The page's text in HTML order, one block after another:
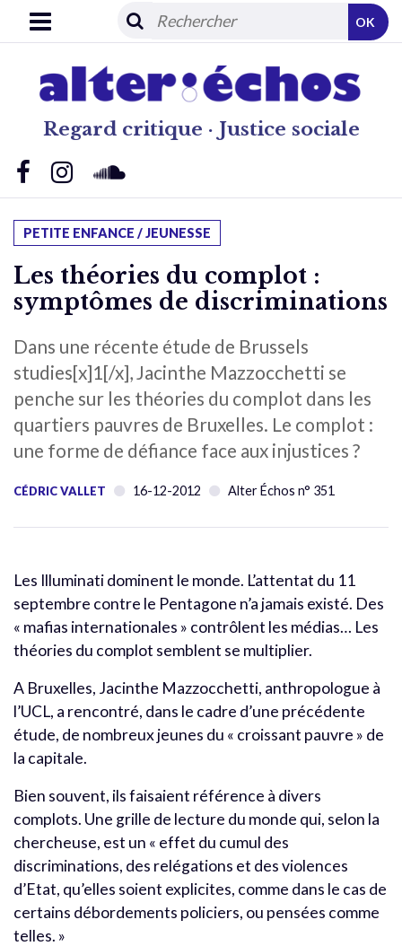
Regard critique · Justice sociale
OK
PETITE ENFANCE / JEUNESSE
Les théories du complot :
symptômes de discriminations
Dans une récente étude de Brussels
studies[x]1[/x], Jacinthe Mazzocchetti se
penche sur les théories du complot dans les
quartiers pauvres de Bruxelles. Le complot :
une forme de défiance face aux injustices ?
CÉDRIC VALLET 16-12-2012 Alter Échos n° 351
Les Illuminati dominent le monde. L’attentat du 11
septembre contre le Pentagone n’a jamais existé. Des
« mafias internationales » contrôlent les médias… Les
théories du complot semblent se multiplier.
A Bruxelles, Jacinthe Mazzocchetti, anthropologue à
l’UCL, a rencontré, dans le cadre d’une précédente
étude, de nombreux jeunes du « croissant pauvre » de
la capitale.
Bien souvent, ils faisaient référence à divers
complots. Une grille de lecture du monde qui, selon la
chercheuse, est un « effet du cumul des
discriminations, des relégations et des violences
d’Etat, qu’elles soient explicites, comme dans le cas de
certains débordements policiers, ou pensées comme
telles. »